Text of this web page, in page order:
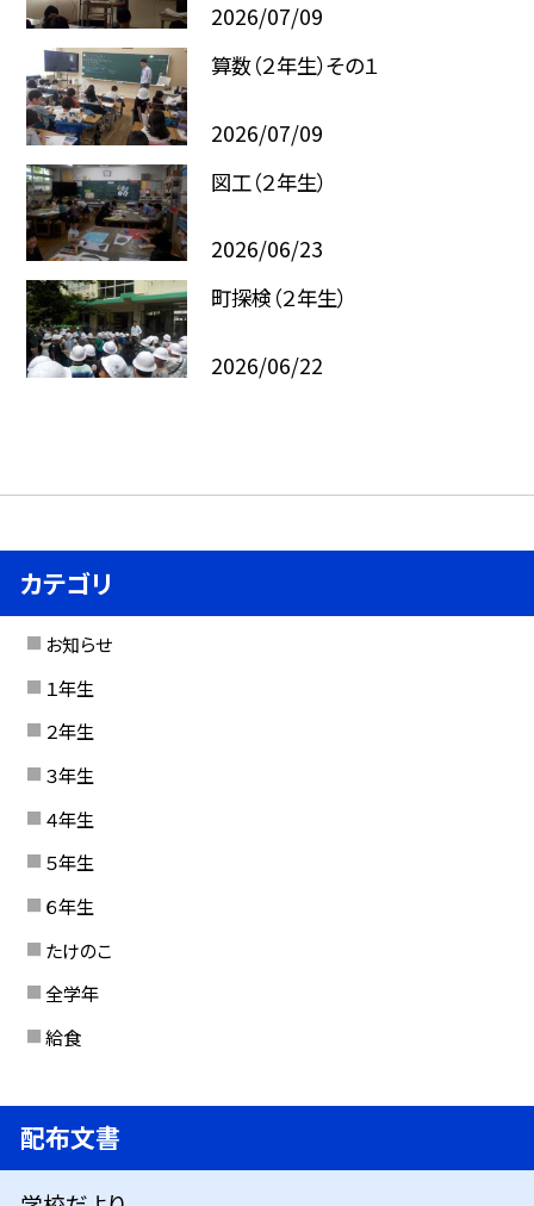
2026/07/09
算数（２年生）その１
2026/07/09
図工（２年生）
2026/06/23
町探検（２年生）
2026/06/22
カテゴリ
お知らせ
１年生
２年生
３年生
４年生
５年生
６年生
たけのこ
全学年
給食
配布文書